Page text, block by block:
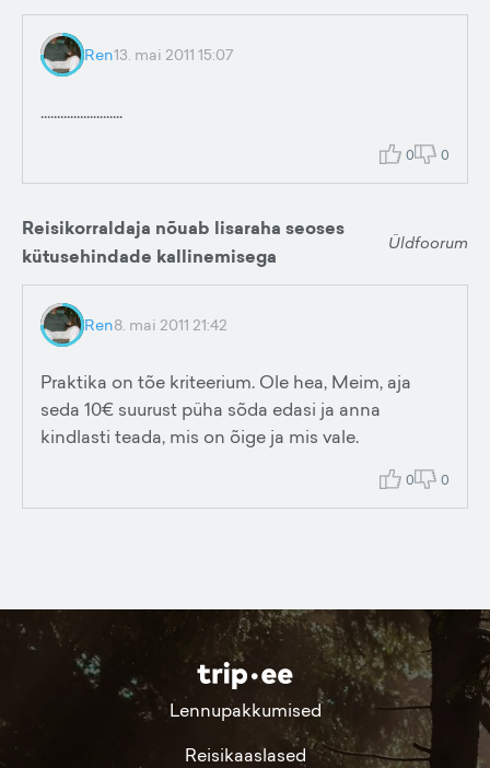
Ren13. mai 2011 15:07
.........................
0 0
Reisikorraldaja nõuab lisaraha seoses
kütusehindade kallinemisega
Üldfoorum
Ren8. mai 2011 21:42
Praktika on tõe kriteerium. Ole hea, Meim, aja
seda 10€ suurust püha sõda edasi ja anna
kindlasti teada, mis on õige ja mis vale.
0 0
Lennupakkumised
Reisikaaslased